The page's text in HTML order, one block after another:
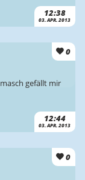
12:38
03. APR. 2013
0
12:44
03. APR. 2013
gefällt mir
0